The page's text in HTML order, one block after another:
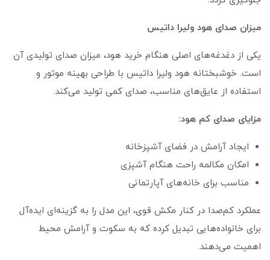
میزان صدای هود ولیرا داتیس
یکی از دغدغه‌های اصلی هنگام خرید هود، میزان صدای تولیدی آن
است. خوشبختانه هود ولیرا داتیس با طراحی بهینه موتور و
استفاده از عایق‌های مناسب، صدای کمی تولید می‌کند.
مزایای صدای کم هود:
ایجاد آرامش در فضای آشپزخانه
امکان مکالمه راحت هنگام آشپزی
مناسب برای خانه‌های آپارتمانی
عملکرد کم‌صدا در کنار مکش قوی، این مدل را به گزینه‌ای ایده‌آل
برای خانواده‌هایی تبدیل کرده که به سکوت و آرامش محیط
اهمیت می‌دهند.